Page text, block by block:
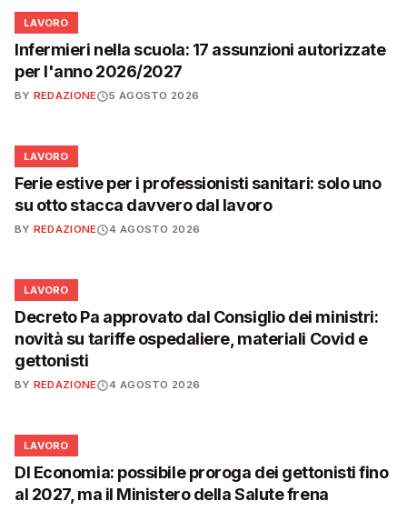
💼
LAVORO
Infermieri nella scuola: 17 assunzioni autorizzate
per l'anno 2026/2027
BY REDAZIONE 5 AGOSTO 2026
💼
LAVORO
Ferie estive per i professionisti sanitari: solo uno
su otto stacca davvero dal lavoro
BY REDAZIONE 4 AGOSTO 2026
💼
LAVORO
Decreto Pa approvato dal Consiglio dei ministri:
novità su tariffe ospedaliere, materiali Covid e
gettonisti
BY REDAZIONE 4 AGOSTO 2026
💼
LAVORO
Dl Economia: possibile proroga dei gettonisti fino
al 2027, ma il Ministero della Salute frena